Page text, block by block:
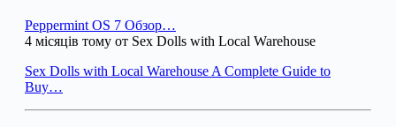
Peppermint OS 7 Обзор…
4 місяців тому от Sex Dolls with Local Warehouse
Sex Dolls with Local Warehouse A Complete Guide to
Buy…